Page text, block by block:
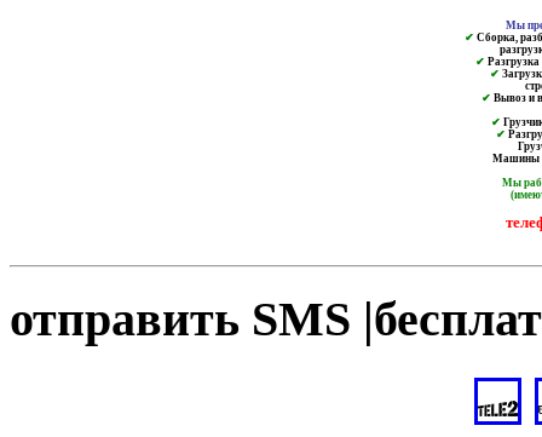
Мы
✔ Сборка,
✔ Разгрузка
✔
✔ Вывоз и
✔
✔
Машины
Мы
отправить SMS